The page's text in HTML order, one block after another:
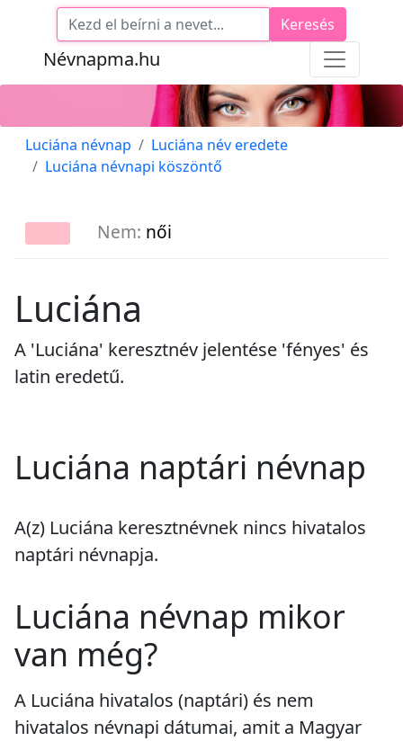
Névnapma.hu
Keresés
Luciána névnap
Luciána név eredete
Luciána névnapi köszöntő
Nem: női
Luciána
A 'Luciána' keresztnév jelentése 'fényes' és
latin eredetű.
Luciána naptári névnap
A(z) Luciána keresztnévnek nincs hivatalos
naptári névnapja.
Luciána névnap mikor
van még?
A Luciána hivatalos (naptári) és nem
hivatalos névnapi dátumai, amit a Magyar